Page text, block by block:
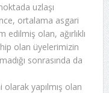
uzlaşı
ortalama asgari
olan, ağırlıklı
olan üyelerimizin
sonrasında da
yapılmış olan